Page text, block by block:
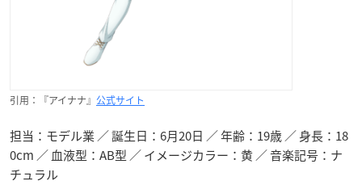
引用：『アイナナ』 公式サイト
担当：モデル業 ／ 誕生日：6月20日 ／ 年齢：19歳 ／ 身長：18
0cm ／ 血液型：AB型 ／ イメージカラー：黄 ／ 音楽記号：ナ
チュラル